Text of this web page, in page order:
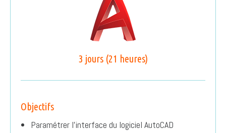
3 jours (21 heures)
Objectifs
Paramétrer l’interface du logiciel AutoCAD